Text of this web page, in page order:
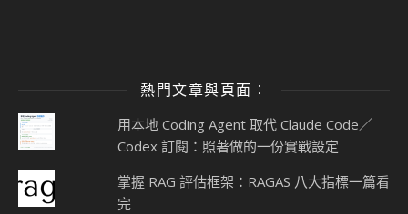
熱門文章與頁面︰
用本地 Coding Agent 取代 Claude Code／
Codex 訂閱：照著做的一份實戰設定
掌握 RAG 評估框架：RAGAS 八大指標一篇看
完